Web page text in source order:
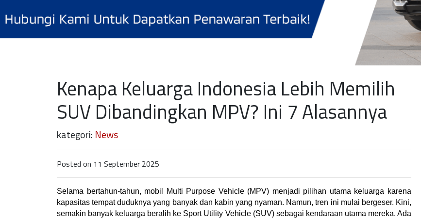
Kenapa Keluarga Indonesia Lebih Memilih
SUV Dibandingkan MPV? Ini 7 Alasannya
kategori: News
Posted on 11 September 2025
Selama bertahun-tahun, mobil Multi Purpose Vehicle (MPV) menjadi pilihan utama keluarga karena
kapasitas tempat duduknya yang banyak dan kabin yang nyaman. Namun, tren ini mulai bergeser. Kini,
semakin banyak keluarga beralih ke Sport Utility Vehicle (SUV) sebagai kendaraan utama mereka. Ada